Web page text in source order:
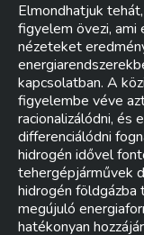
Elmondhatjuk
figyelem övezi,
nézeteket
kapcsolatban. A
figyelembe véve
racionalizálódni, és
differenciálódni
hidrogén idővel
tehergépjárművek
hidrogén
megújuló
hatékonyan